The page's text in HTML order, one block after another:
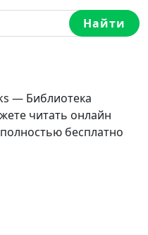
Найти
— Библиотека
читать онлайн
бесплатно